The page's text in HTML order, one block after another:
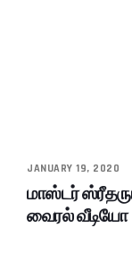
JANUARY 19, 2020
மாஸ்டர்
வைரல் வீடியோ